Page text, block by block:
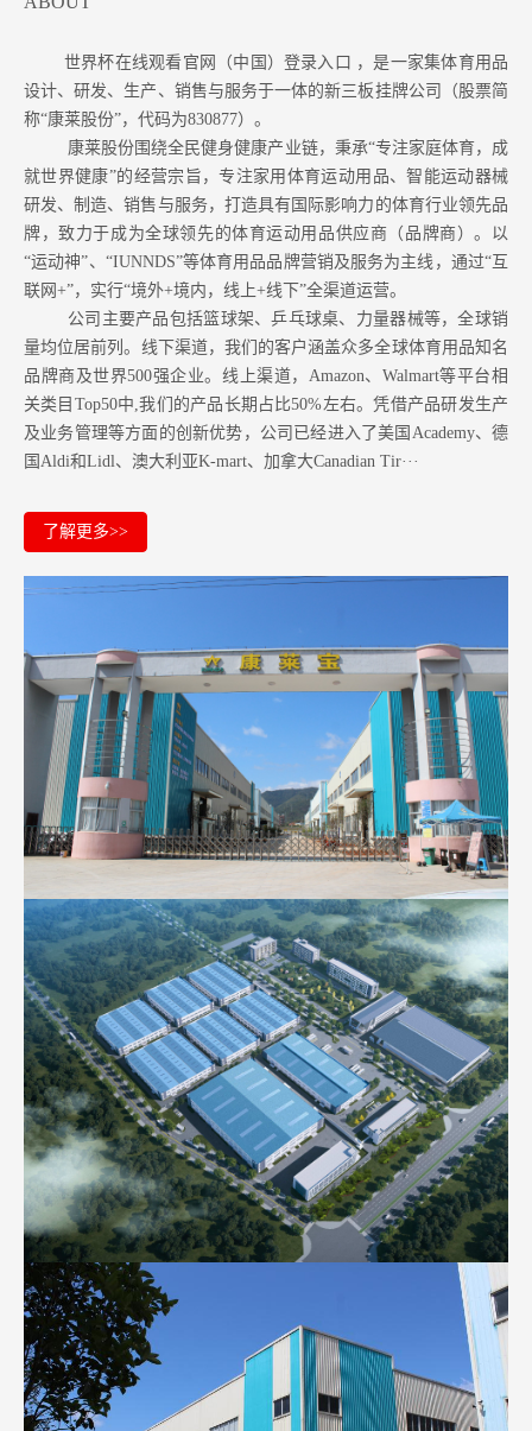
世界杯在线观看官网（中国）登录入口 ，是一家集体育用品
设计、研发、生产、销售与服务于一体的新三板挂牌公司（股票简
称“康莱股份”，代码为830877）。
康莱股份围绕全民健身健康产业链，秉承“专注家庭体育，成
就世界健康”的经营宗旨，专注家用体育运动用品、智能运动器械
研发、制造、销售与服务，打造具有国际影响力的体育行业领先品
牌，致力于成为全球领先的体育运动用品供应商（品牌商）。以
“运动神”、“IUNNDS”等体育用品品牌营销及服务为主线，通过“互
联网+”，实行“境外+境内，线上+线下”全渠道运营。
公司主要产品包括篮球架、乒乓球桌、力量器械等，全球销
量均位居前列。 线下渠道，我们的客户涵盖众多全球体育用品知名
品牌商及世界500强企业。 线上渠道，Amazon、Walmart等平台相
关类目Top50中,我们的产品长期占比50%左右。凭借产品研发生产
及业务管理等方面的创新优势，公司已经进入了美国Academy、德
国Aldi和Lidl、澳大利亚K-mart、加拿大Canadian Tir···
了解更多>>